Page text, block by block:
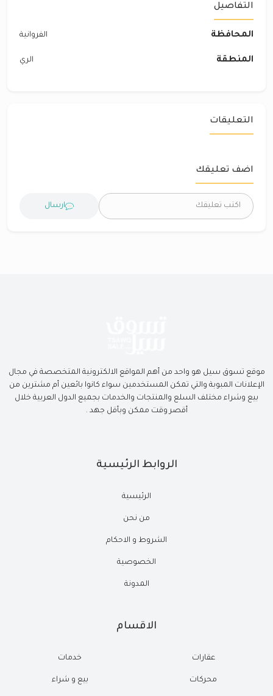
التفاصيل
المحافظة الفروانية
المنطقة الري
التعليقات
اضف تعليقك
ارسال
موقع تسوق سيل هو واحد من أهم المواقع الالكترونية المتخصصة في مجال
الإعلانات المبوبة والتي تمكن المستخدمين سواء كانوا بائعين أم مشترين من
بيع وشراء مختلف السلع والمنتجات والخدمات بجميع الدول العربية خلال
أقصر وقت ممكن وبأقل جهد .
الروابط الرئيسية
الرئيسية
من نحن
الشروط و الاحكام
الخصوصية
المدونة
الاقسام
عقارات
محركات
خدمات
بيع و شراء